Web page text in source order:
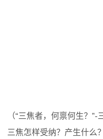
（“三焦者，何禀何生？
三焦怎样受纳？产生什么？